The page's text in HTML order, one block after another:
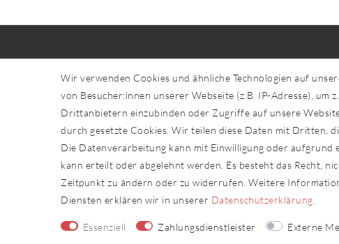
Zahlung und Versand
Impressum
AGB
Kontakt
Wir verwenden Cookies und ähnliche Technologien auf
von Besucher:innen unserer Webseite (z.B. IP-Adresse), um
Drittanbietern einzubinden oder Zugriffe auf unsere
durch gesetzte Cookies. Wir teilen diese Daten mit Dritten,
Die Datenverarbeitung kann mit Einwilligung oder aufgrund
kann erteilt oder abgelehnt werden. Es besteht das Recht,
Zeitpunkt zu ändern oder zu widerrufen. Weitere
Diensten erklären wir in unserer Daten­schutz­erklärung
Essenziell Zahlungsdienstleister Externe